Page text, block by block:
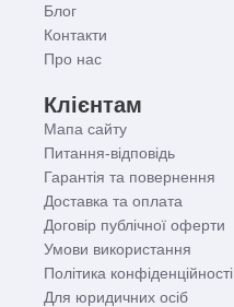
Блог
Контакти
Про нас
Клієнтам
Мапа сайту
Питання-відповідь
Гарантія та повернення
Доставка та оплата
Договір публічної оферти
Умови використання
Політика конфіденційності
Для юридичних осіб